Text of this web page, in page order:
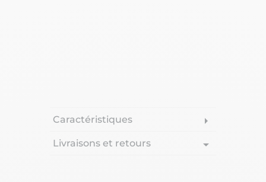
Caractéristiques arrow_right
Livraisons et retours arrow_drop_down